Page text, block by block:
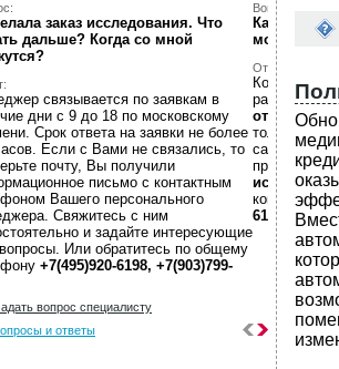
заказ исследования. Что
дальше? Когда со мной
связывается по заявкам в
дни с 9 до 18 по московскому
Срок ответа на заявки не более
Если с Вами не связались, то
почту, Вы получили
письмо с контактным
Вашего персонального
Свяжитесь с ним
и задайте интересующие
Или обратитесь по общему
+7(495)920-6198, +7(903)799-
Вопрос:
Как найти
можете
Ответ:
Конечно
размещено
отчетов,
только
самой
предложить
6198,
вопрос специалисту
и ответы